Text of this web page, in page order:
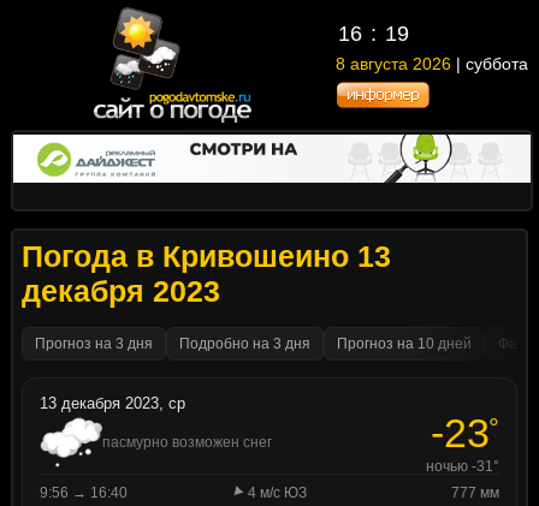
16 19
8 августа 2026 | суббота
Погода в Кривошеино 13
декабря 2023
Прогноз на 3 дня Подробно на 3 дня Прогноз на 10 дней
13 декабря 2023, ср
пасмурно возможен снег -23°
ночью -31°
9:56 → 16:40
4 м/с ЮЗ
777 мм